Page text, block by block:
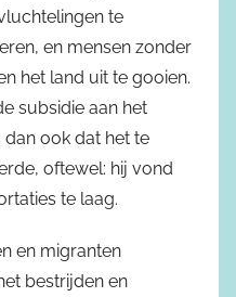
te
en mensen zonder
het land uit te gooien.
subsidie aan het
ook dat het te
oftewel: hij vond
te laag.
en migranten
bestrijden en